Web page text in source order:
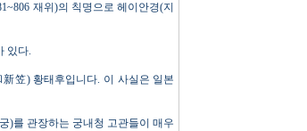
재위)의 칙명으로 헤이안경(지
있다.
笠) 황태후입니다. 이 사실은 일본
)를 관장하는 궁내청 고관들이 매우